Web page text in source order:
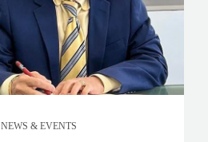
NEWS & EVENTS